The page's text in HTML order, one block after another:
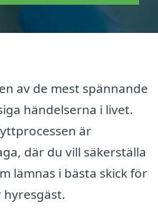
av de mest spännande
händelserna i livet.
är
där du vill säkerställa
lämnas i bästa skick för
hyresgäst.